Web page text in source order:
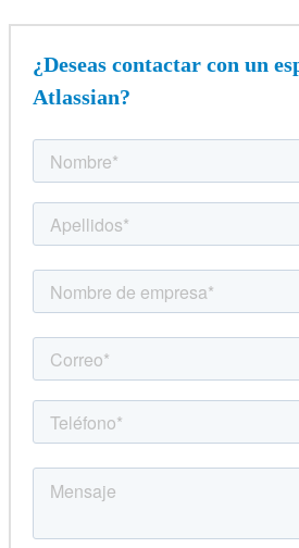
¿Deseas contactar con un
Atlassian?